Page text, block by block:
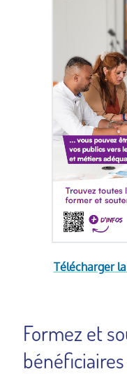
Télécharger
Formez et